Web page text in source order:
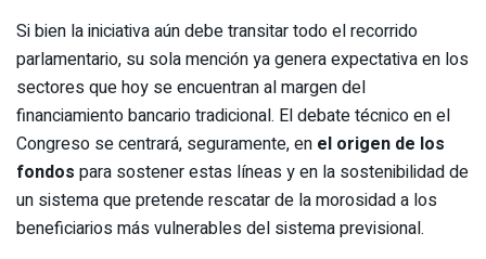
Si bien la iniciativa aún debe transitar todo el recorrido
parlamentario, su sola mención ya genera expectativa en los
sectores que hoy se encuentran al margen del
financiamiento bancario tradicional. El debate técnico en el
Congreso se centrará, seguramente, en el origen de los
fondos para sostener estas líneas y en la sostenibilidad de
un sistema que pretende rescatar de la morosidad a los
beneficiarios más vulnerables del sistema previsional.